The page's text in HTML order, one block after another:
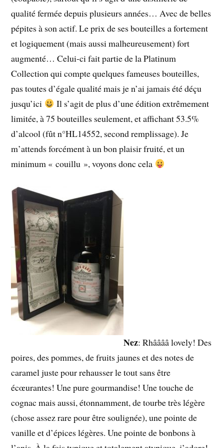
qualité fermée depuis plusieurs années… Avec de belles
pépites à son actif. Le prix de ses bouteilles a fortement
et logiquement (mais aussi malheureusement) fort
augmenté… Celui-ci fait partie de la Platinum
Collection qui compte quelques fameuses bouteilles,
pas toutes d’égale qualité mais je n’ai jamais été déçu
jusqu’ici
Il s’agit de plus d’une édition extrêmement
limitée, à 75 bouteilles seulement, et affichant 53.5%
d’alcool (fût n°HL14552, second remplissage). Je
m’attends forcément à un bon plaisir fruité, et un
minimum « couillu », voyons donc cela
Nez: Rhââââ lovely! Des
poires, des pommes, de fruits jaunes et des notes de
caramel juste pour rehausser le tout sans être
écœurantes! Une pure gourmandise! Une touche de
cognac mais aussi, étonnamment, de tourbe très légère
(chose assez rare pour être soulignée), une pointe de
vanille et d’épices légères. Une pointe de bonbons à